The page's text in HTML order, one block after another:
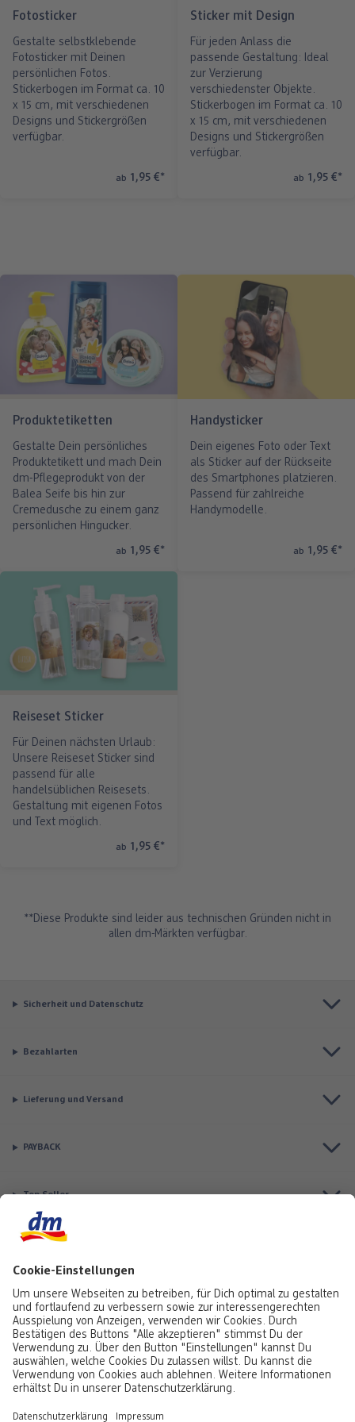
Fotos im Holzaufsteller
Art Prints
Little Prints
Fotomagnete
Analog Services
Poster
Fotocollage
hexxas
Poster mit Design
Große Fotos
Express-Abholung
Handyhüllen
Kissen & Textilien
Schule & Büro
Art Prints
Einschulung
Alle Anlässe
Karte konfigurieren
Einzelkarten im Direktversand
Fotoleinwand
Fotopaneele
Markt
Fotosticker
Gestalte selbstklebende
Fotosticker mit Deinen
persönlichen Fotos.
Stickerbogen im Format ca. 10
x 15 cm, mit verschiedenen
Designs und Stickergrößen
verfügbar.
ab 1,95 €*
Sticker mit Design
Für jeden Anlass die
passende Gestaltung: Ideal
zur Verzierung
verschiedenster Objekte.
Stickerbogen im Format ca. 10
x 15 cm, mit verschiedenen
Designs und Stickergrößen
verfügbar.
ab 1,95 €*
Produktetiketten
Gestalte Dein persönliches
Produktetikett und mach Dein
dm-Pflegeprodukt von der
Balea Seife bis hin zur
Cremedusche zu einem ganz
persönlichen Hingucker.
ab 1,95 €*
Handysticker
Dein eigenes Foto oder Text
als Sticker auf der Rückseite
des Smartphones platzieren.
Passend für zahlreiche
Handymodelle.
ab 1,95 €*
Reiseset Sticker
Für Deinen nächsten Urlaub:
Unsere Reiseset Sticker sind
passend für alle
handelsüblichen Reisesets.
Gestaltung mit eigenen Fotos
und Text möglich.
ab 1,95 €*
**Diese Produkte sind leider aus technischen Gründen nicht in
allen dm-Märkten verfügbar.
Sicherheit und Datenschutz
Bezahlarten
Lieferung und Versand
PAYBACK
Top Seller
Aktuell besonders beliebt
Service & Auftragsstatus
Informationen
Rufe uns gerne an:0441 18131903Montag bis Samstag: 8:00 – 20:00 Uhr,
Du kannst uns auch über unser Kontaktformular